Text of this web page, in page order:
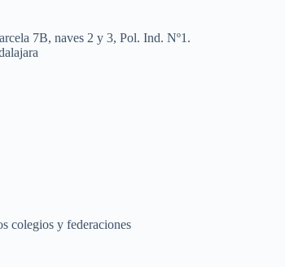
7B, naves 2 y 3, Pol. Ind. Nº1.
colegios y federaciones